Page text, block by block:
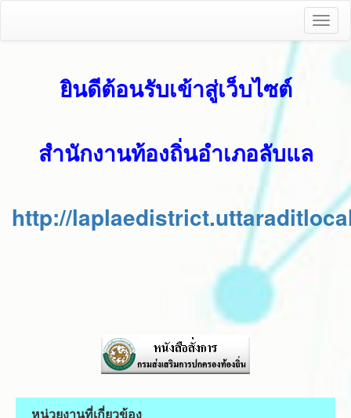
ยินดีต้อนรับเข้าสู่เว็บไซต์
สำนักงานท้องถิ่นอำเภอลับแล
http://
หน่วยงานที่เกี่ยวข้อง